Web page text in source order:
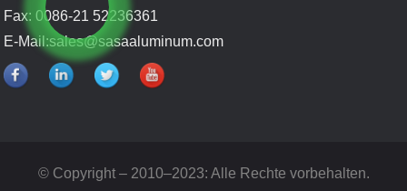
Fax: 0086-21 52236361
E-Mail:sales@sasaaluminum.com
© Copyright – 2010–2023: Alle Rechte vorbehalten.